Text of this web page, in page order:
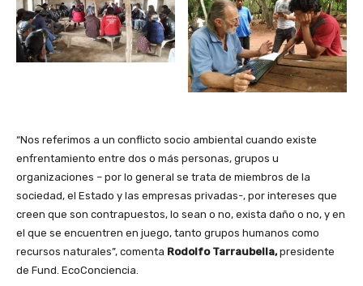
“Nos referimos a un conflicto socio ambiental cuando existe
enfrentamiento entre dos o más personas, grupos u
organizaciones – por lo general se trata de miembros de la
sociedad, el Estado y las empresas privadas-, por intereses que
creen que son contrapuestos, lo sean o no, exista daño o no, y en
el que se encuentren en juego, tanto grupos humanos como
recursos naturales”, comenta Rodolfo Tarraubella,presidente
de Fund. EcoConciencia.